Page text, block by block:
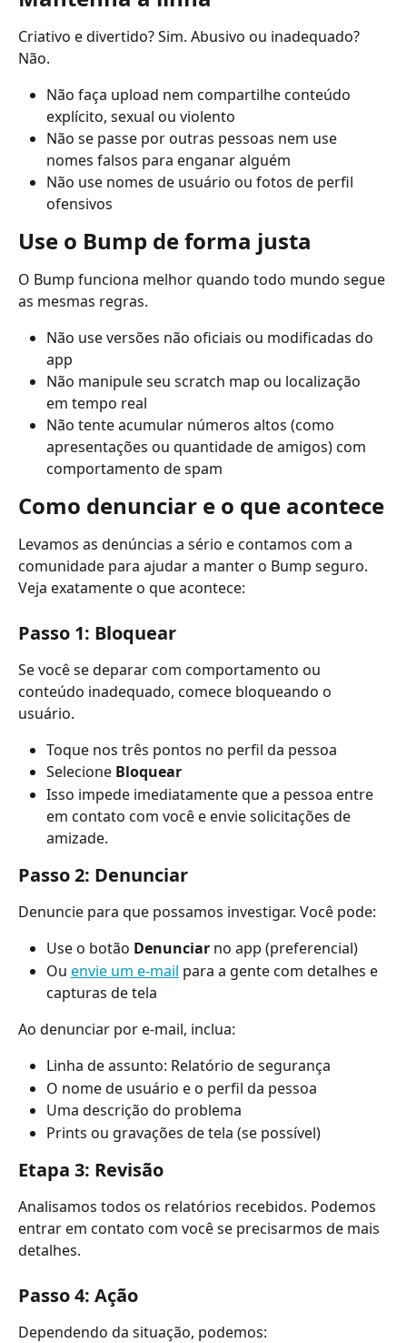
Criativo e divertido? Sim. Abusivo ou inadequado?
Não.
Não faça upload nem compartilhe conteúdo
explícito, sexual ou violento
Não se passe por outras pessoas nem use
nomes falsos para enganar alguém
Não use nomes de usuário ou fotos de perfil
ofensivos
Use o Bump de forma justa
O Bump funciona melhor quando todo mundo segue
as mesmas regras.
Não use versões não oficiais ou modificadas do
app
Não manipule seu scratch map ou localização
em tempo real
Não tente acumular números altos (como
apresentações ou quantidade de amigos) com
comportamento de spam
Como denunciar e o que acontece
Levamos as denúncias a sério e contamos com a
comunidade para ajudar a manter o Bump seguro.
Veja exatamente o que acontece:
Passo 1: Bloquear
Se você se deparar com comportamento ou
conteúdo inadequado, comece bloqueando o
usuário.
Toque nos três pontos no perfil da pessoa
Selecione Bloquear
Isso impede imediatamente que a pessoa entre
em contato com você e envie solicitações de
amizade.
Passo 2: Denunciar
Denuncie para que possamos investigar. Você pode:
Use o botão Denunciar no app (preferencial)
Ou envie um e-mail para a gente com detalhes e
capturas de tela
Ao denunciar por e-mail, inclua:
Linha de assunto: Relatório de segurança
O nome de usuário e o perfil da pessoa
Uma descrição do problema
Prints ou gravações de tela (se possível)
Etapa 3: Revisão
Analisamos todos os relatórios recebidos. Podemos
entrar em contato com você se precisarmos de mais
detalhes.
Passo 4: Ação
Dependendo da situação, podemos: